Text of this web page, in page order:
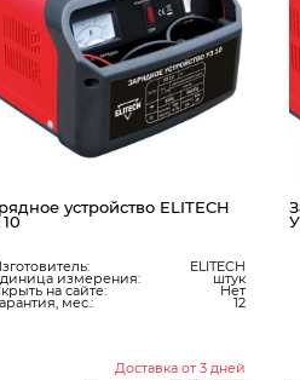
устройство ELITECH
ELITECH
измерения: штук
на сайте: Нет
мес.: 12
Доставка от 3 дней